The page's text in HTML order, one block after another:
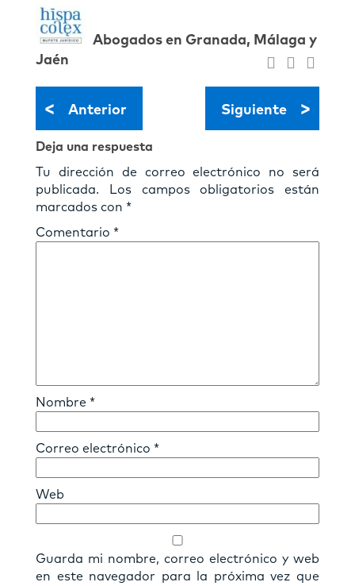
Abogados en Granada, Málaga y
Jaén
< Anterior Siguiente >
Deja una respuesta
Tu dirección de correo electrónico no será
publicada.
Los campos obligatorios están
marcados con *
Comentario *
Nombre *
Correo electrónico *
Web
Guarda mi nombre, correo electrónico y web
en este navegador para la próxima vez que